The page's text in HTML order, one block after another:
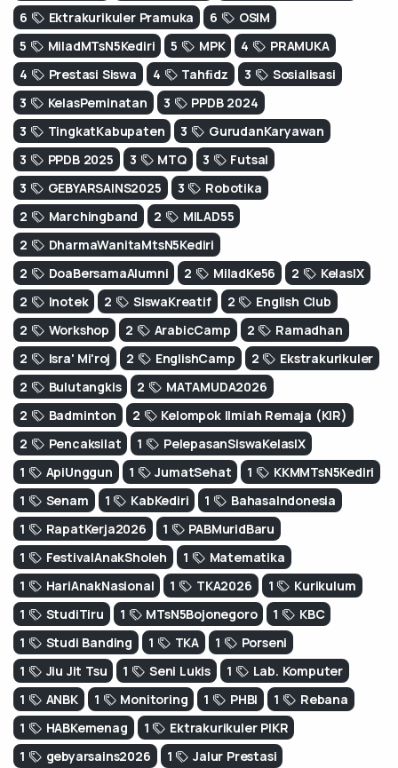
6
Ektrakurikuler Pramuka 6
OSIM
5
MiladMTsN5Kediri 5 MPK 4
PRAMUKA
4
Prestasi Siswa 4 Tahﬁdz 3
Sosialisasi
3
KelasPeminatan 3
PPDB 2024
3
TingkatKabupaten 3
GurudanKaryawan
3
PPDB 2025 3 MTQ 3
Futsal
3
GEBYARSAINS2025 3
Robotika
2
Marchingband 2
MILAD55
2
DharmaWanitaMtsN5Kediri
2
DoaBersamaAlumni 2 MiladKe56 2
KelasIX
2
Inotek 2 SiswaKreatif 2
English Club
2
Workshop 2 ArabicCamp 2
Ramadhan
2
Isra' Mi'roj 2 EnglishCamp 2
Ekstrakurikuler
2
Bulutangkis 2
MATAMUDA2026
2
Badminton 2
Kelompok Ilmiah Remaja (KIR)
2
Pencaksilat 1
PelepasanSiswaKelasIX
1
ApiUnggun 1 JumatSehat 1
KKMMTsN5Kediri
1
Senam 1 KabKediri 1
BahasaIndonesia
1
RapatKerja2026 1
PABMuridBaru
1
FestivalAnakSholeh 1
Matematika
1
HariAnakNasional 1 TKA2026 1
Kurikulum
1
StudiTiru 1 MTsN5Bojonegoro 1
KBC
1
Studi Banding 1 TKA 1
Porseni
1
Jiu Jit Tsu 1 Seni Lukis 1
Lab. Komputer
1
ANBK 1 Monitoring 1 PHBI 1
Rebana
1
HABKemenag 1
Ektrakurikuler PIKR
1
gebyarsains2026 1
Jalur Prestasi